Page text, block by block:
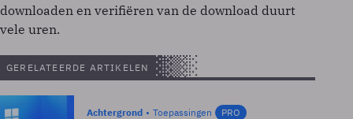
downloaden en verifiëren van de download duurt
vele uren.
GERELATEERDE ARTIKELEN
Achtergrond Toepassingen PRO